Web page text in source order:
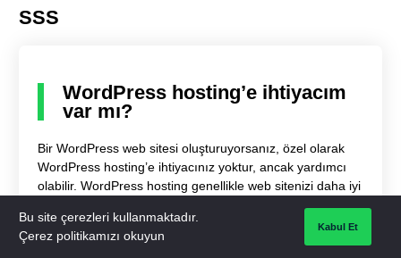
ALAN ISIMLERI UCUZ HOSTING
SSS
WordPress hosting’e ihtiyacım
var mı?
Bir WordPress web sitesi oluşturuyorsanız, özel olarak
WordPress hosting’e ihtiyacınız yoktur, ancak yardımcı
olabilir. WordPress hosting genellikle web sitenizi daha iyi
güvenlik ve daha hızlı hızlar için optimize etmeye
yardımcı olabilecek özelliklerle birlikte gelir. Paylaşımlı
hosting ve WordPress hosting arasındaki fiyat farkı
Bu site çerezleri kullanmaktadır.
Çerez politikamızı okuyun
Kabul Et